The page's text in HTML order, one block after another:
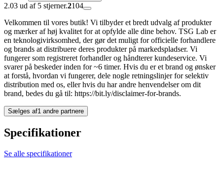
2.03 ud af 5 stjerner.2104
Velkommen til vores butik! Vi tilbyder et bredt udvalg af produkter
og mærker af høj kvalitet for at opfylde alle dine behov. TSG Lab er
en teknologivirksomhed, der gør det muligt for officielle forhandlere
og brands at distribuere deres produkter på markedspladser. Vi
fungerer som registreret forhandler og håndterer kundeservice. Vi
svarer på beskeder inden for ~6 timer. Hvis du er et brand og ønsker
at forstå, hvordan vi fungerer, dele nogle retningslinjer for selektiv
distribution med os, eller hvis du har andre henvendelser om dit
brand, bedes du gå til: https://bit.ly/disclaimer-for-brands.
Sælges af1 andre partnere
Specifikationer
Se alle specifikationer